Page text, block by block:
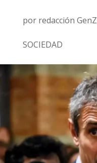
por redacción GenZ
SOCIEDAD